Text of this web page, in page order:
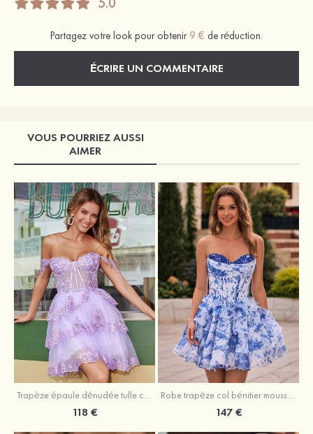
Partagez votre look pour obtenir 9 € de réduction.
ÉCRIRE UN COMMENTAIRE
VOUS POURRIEZ AUSSI
AIMER
118 € 147 €